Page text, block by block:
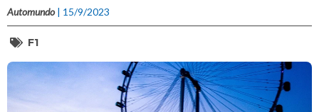
Automundo | 15/9/2023
F1